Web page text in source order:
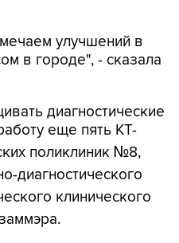
улучшений в
в городе", - сказала
диагностические
еще пять КТ-
поликлиник №8,
диагностического
клинического